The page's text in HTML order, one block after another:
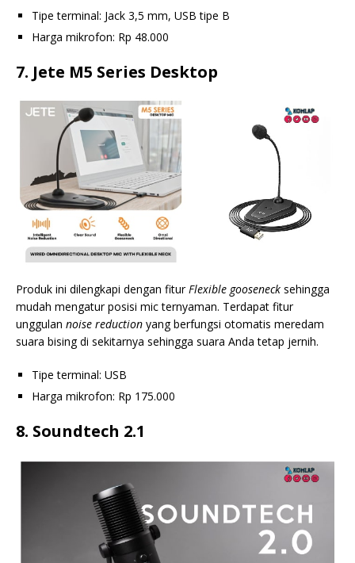
Tipe terminal: Jack 3,5 mm, USB tipe B
Harga mikrofon: Rp 48.000
7. Jete M5 Series Desktop
Produk ini dilengkapi dengan fiturFlexible gooseneck sehingga
mudah mengatur posisi mic ternyaman. Terdapat fitur
unggulan noise reduction yang berfungsi otomatis meredam
suara bising di sekitarnya sehingga suara Anda tetap jernih.
Tipe terminal: USB
Harga mikrofon: Rp 175.000
8. Soundtech 2.1